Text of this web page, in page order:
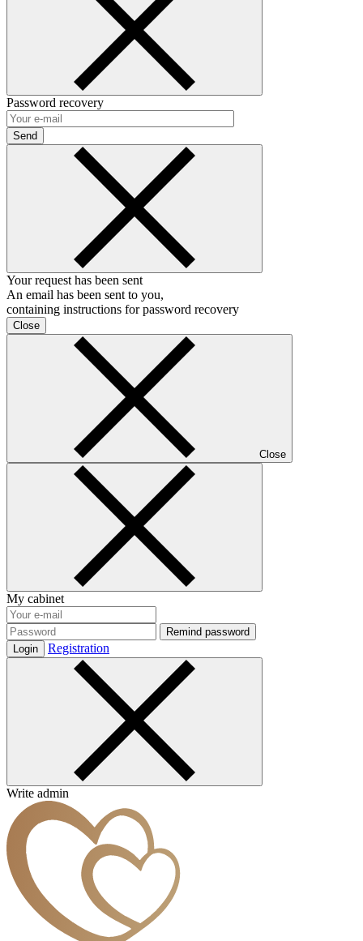
Password recovery
Send
Your request has been sent
An email has been sent to you,
containing instructions for password recovery
Close
Close
My cabinet
Remind password
Login
Registration
Write admin